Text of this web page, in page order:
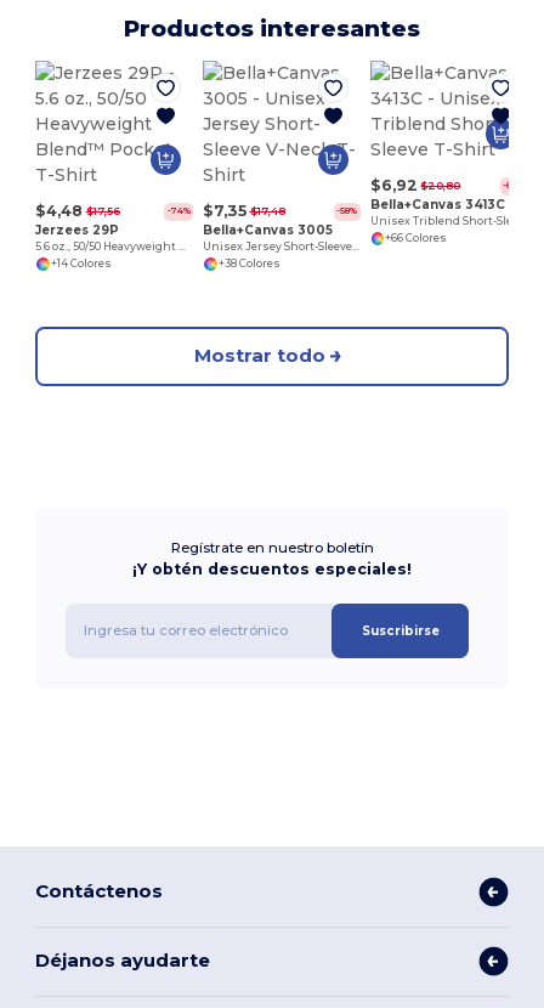
Productos interesantes
$4,48 $17,56 -74%
Jerzees 29P
+14 Colores
$7,35 $17,48 -58%
Bella+Canvas 3005
+38 Colores
$6,92 $20,80 -67%
Bella+Canvas 3413C
+66 Colores
Mostrar todo
Regístrate en nuestro boletín
¡Y obtén descuentos especiales!
Suscribirse
Contáctenos
Déjanos ayudarte